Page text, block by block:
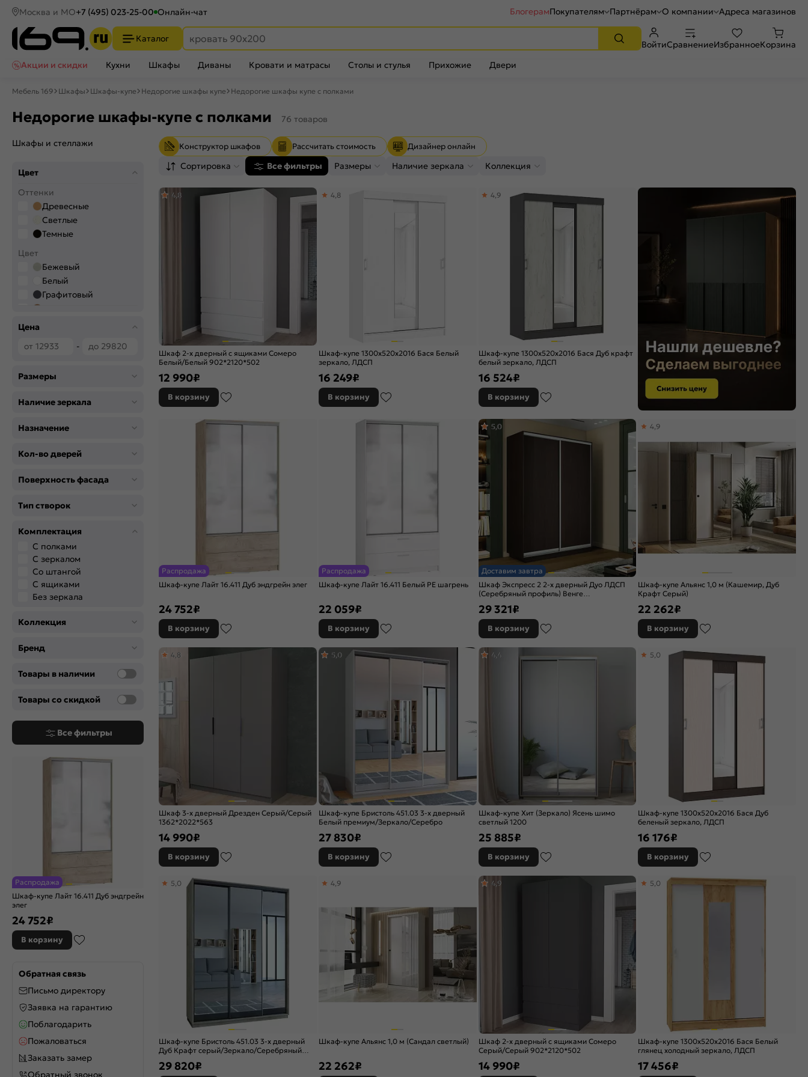
Москва и МО+7 (495) 023-25-00 Онлайн-чат БлогерамПокупателям Партнёрам О компании Адреса магазинов
Каталог
ВойтиСравнениеИзбранноеКорзина
Акции и скидки
Кухни Шкафы Диваны Кровати и матрасы Столы и стулья Прихожие Двери
Мебель 169 Шкафы Шкафы-купе Недорогие шкафы купе Недорогие шкафы купе с полками
Недорогие шкафы-купе с полками 76 товаров
Шкафы и стеллажи
Цвет
Оттенки
Древесные
Светлые
Темные
Цвет
Бежевый
Белый
Графитовый
Цена
-
Размеры
Наличие зеркала
Назначение
Кол-во дверей
Поверхность фасада
Тип створок
Комплектация
С полками
С зеркалом
Со штангой
С ящиками
Без зеркала
Коллекция
Бренд
Товары в наличии
Товары со скидкой
Все фильтры
Распродажа
Шкаф-купе Лайт 16.411 Дуб эндгрейн
элег
24 752₽
В корзину
Обратная связь
Письмо директору
Заявка на гарантию
Поблагодарить
Пожаловаться
Заказать замер
Обратный звонок
Конструктор шкафов Рассчитать стоимость Дизайнер онлайн
Сортировка Все фильтры Размеры Наличие зеркала Коллекция
Шкаф 2-х дверный с ящиками Сомеро
Белый/Белый 902*2120*502
4,8
12 990₽
В корзину
Шкаф-купе 1300x520x2016 Бася Белый
зеркало, ЛДСП
4,8
16 249₽
В корзину
Шкаф-купе 1300x520x2016 Бася Дуб крафт
белый зеркало, ЛДСП
4,9
16 524₽
В корзину
Распродажа
Шкаф-купе Лайт 16.411 Дуб эндгрейн элег
24 752₽
В корзину
Распродажа
Шкаф-купе Лайт 16.411 Белый PE шагрень
22 059₽
В корзину
Доставим завтра
Шкаф Экспресс 2 2-х дверный Дуо ЛДСП
(Серебряный профиль) Венге
5,0
29 321₽
В корзину
Шкаф-купе Альянс 1,0 м (Кашемир, Дуб
Крафт Серый)
4,9
22 262₽
В корзину
Шкаф 3-х дверный Дрезден Серый/Серый
1362*2022*563
4,8
14 990₽
В корзину
Шкаф-купе Бристоль 451.03 3-х дверный
Белый премиум/Зеркало/Серебро
5,0
27 830₽
В корзину
Шкаф-купе Хит (Зеркало) Ясень шимо
светлый 1200
4,4
25 885₽
В корзину
Шкаф-купе 1300x520x2016 Бася Дуб
беленый зеркало, ЛДСП
5,0
16 176₽
В корзину
Шкаф-купе Бристоль 451.03 3-х дверный
Дуб Крафт серый/Зеркало/Серебряный
5,0
29 820₽
Шкаф-купе Альянс 1,0 м (Сандал светлый)
4,9
22 262₽
Шкаф 2-х дверный с ящиками Сомеро
Cерый/Cерый 902*2120*502
4,9
14 990₽
Шкаф-купе 1300x520x2016 Бася Белый
глянец холодный зеркало, ЛДСП
5,0
17 456₽